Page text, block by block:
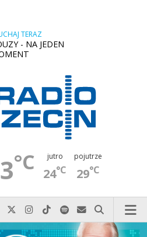
TERAZ
- NA JEDEN
°C jutro
24°C
pojutrze
29°C
po prostu do nas zadzwoń
Odwiedź nas na Facebook-u
Odwiedź nas na X
Odwiedź nas na Instagram-ie
Odwiedź nas na TikTok-u
Szukaj nas na Spotify
Wyślij do nas
Szukaj